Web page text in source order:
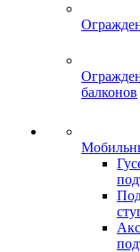
балконов